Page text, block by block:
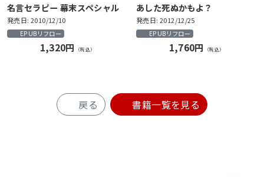
名言セラピー 幕末スペシャル
発売日: 2010/12/10
EPUBリフロー
1,320円 （税込）
あした死ぬかもよ？
発売日: 2012/12/25
EPUBリフロー
1,760円 （税込）
戻る 書籍一覧を見る